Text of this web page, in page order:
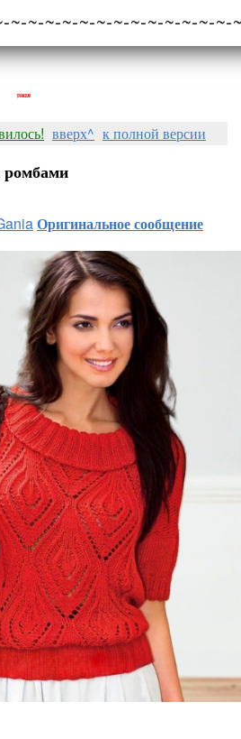
~-~-~-~-~-~-~-~-~-~-~-~-
вверх^ к полной версии
Оригинальное сообщение